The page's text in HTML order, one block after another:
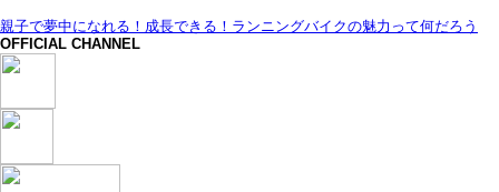
親子で夢中になれる！成長できる！ランニングバイクの魅力って何だろう
OFFICIAL CHANNEL